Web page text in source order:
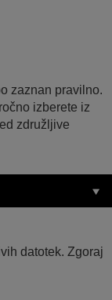
zaznan pravilno.
izberete iz
združljive
datotek. Zgoraj